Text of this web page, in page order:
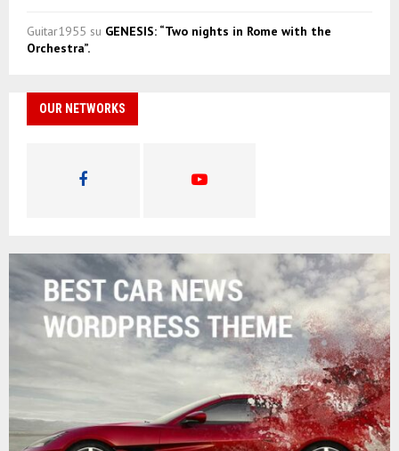
Guitar1955 su GENESIS: “Two nights in Rome with the
Orchestra”.
OUR NETWORKS